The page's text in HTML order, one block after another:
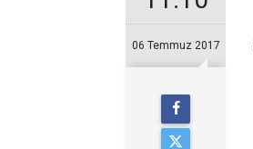
06 Temmuz 2017